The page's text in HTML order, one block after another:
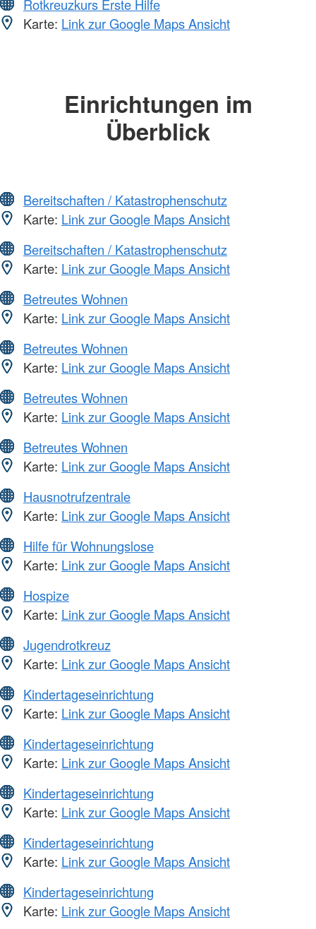
Rotkreuzkurs Erste Hilfe
Karte: Link zur Google Maps Ansicht
Einrichtungen im
Überblick
Bereitschaften / Katastrophenschutz
Karte: Link zur Google Maps Ansicht
Bereitschaften / Katastrophenschutz
Karte: Link zur Google Maps Ansicht
Betreutes Wohnen
Karte: Link zur Google Maps Ansicht
Betreutes Wohnen
Karte: Link zur Google Maps Ansicht
Betreutes Wohnen
Karte: Link zur Google Maps Ansicht
Betreutes Wohnen
Karte: Link zur Google Maps Ansicht
Hausnotrufzentrale
Karte: Link zur Google Maps Ansicht
Hilfe für Wohnungslose
Karte: Link zur Google Maps Ansicht
Hospize
Karte: Link zur Google Maps Ansicht
Jugendrotkreuz
Karte: Link zur Google Maps Ansicht
Kindertageseinrichtung
Karte: Link zur Google Maps Ansicht
Kindertageseinrichtung
Karte: Link zur Google Maps Ansicht
Kindertageseinrichtung
Karte: Link zur Google Maps Ansicht
Kindertageseinrichtung
Karte: Link zur Google Maps Ansicht
Kindertageseinrichtung
Karte: Link zur Google Maps Ansicht